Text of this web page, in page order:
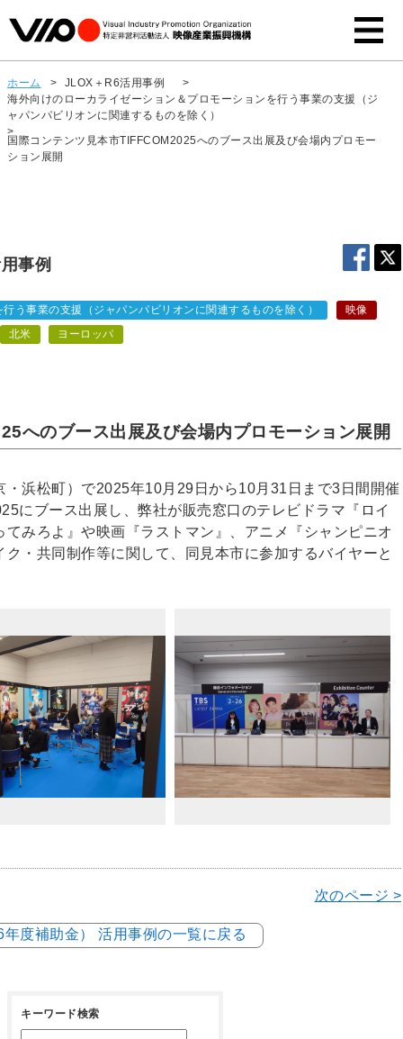
ホーム > JLOX＋R6活用事例
>
海外向けのローカライゼーション＆プロモーションを行う事業の支援（ジ
ャパンパビリオンに関連するものを除く）
>
国際コンテンツ見本市TIFFCOM2025へのブース出展及び会場内プロモー
ション展開
事例
う事業の支援（ジャパンパビリオンに関連するものを除く）
映像
北米
ヨーロッパ
へのブース出展及び会場内プロモーション展開
浜松町）で2025年10月29日から10月31日まで3日間開催
にブース出展し、弊社が販売窓口のテレビドラマ『ロイ
みろよ』や映画『ラストマン』、アニメ『シャンピニオ
・共同制作等に関して、同見本市に参加するバイヤーと
次のページ >
度補助金） 活用事例の一覧に戻る
キーワード検索